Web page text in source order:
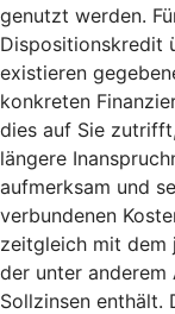
genutzt werden.
Dispositionskredit
existieren
konkreten
dies auf Sie
längere
aufmerksam und
verbundenen
zeitgleich mit dem
der unter anderem
Sollzinsen enthält.